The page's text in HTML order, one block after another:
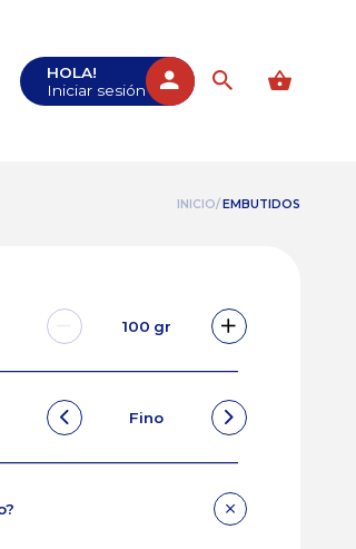
HOLA!
Iniciar sesión
INICIO/EMBUTIDOS
100 gr
Fino